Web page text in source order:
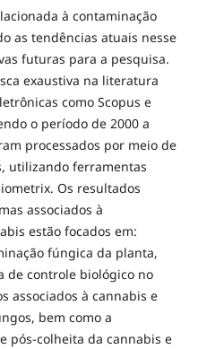
à contaminação
as tendências atuais nesse
futuras para a pesquisa.
exaustiva na literatura
como Scopus e
o período de 2000 a
processados por meio de
utilizando ferramentas
Os resultados
associados à
estão focados em:
fúngica da planta,
de controle biológico no
associados à cannabis e
bem como a
pós-colheita da cannabis e